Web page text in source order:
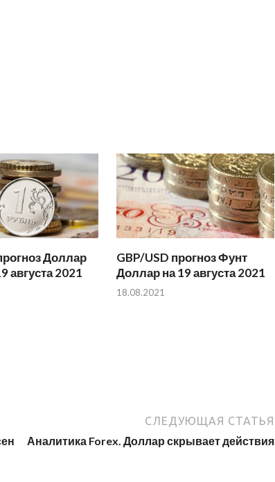
Доллар
августа 2021
GBP/USD прогноз Фунт
Доллар на 19 августа 2021
18.08.2021
СЛЕДУЮЩАЯ СТАТЬЯ
Аналитика Forex. Доллар скрывает действия